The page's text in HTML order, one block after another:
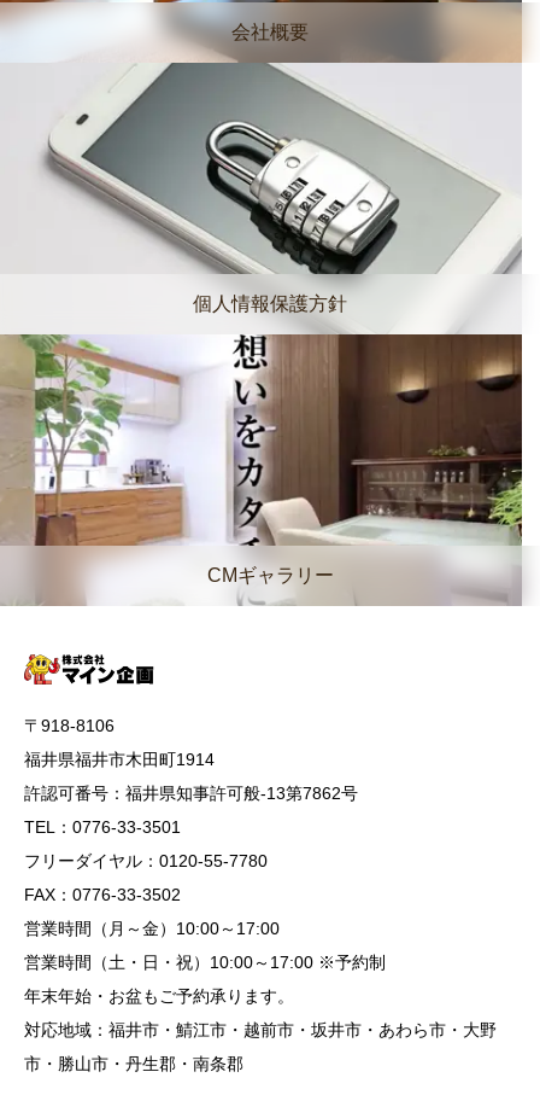
会社概要
個人情報保護方針
CMギャラリー
〒918-8106
福井県福井市木田町1914
許認可番号：福井県知事許可般-13第7862号
TEL：0776-33-3501
フリーダイヤル：0120-55-7780
FAX：0776-33-3502
営業時間（月～金）10:00～17:00
営業時間（土・日・祝）10:00～17:00 ※予約制
年末年始・お盆もご予約承ります。
対応地域：福井市・鯖江市・越前市・坂井市・あわら市・大野
市・勝山市・丹生郡・南条郡